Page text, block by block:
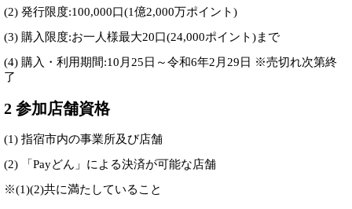
(2) 発行限度:100,000口(1億2,000万ポイント)
(3) 購入限度:お一人様最大20口(24,000ポイント)まで
(4) 購入・利用期間:10月25日～令和6年2月29日 ※売切れ次第終
了
2 参加店舗資格
(1) 指宿市内の事業所及び店舗
(2) 「Payどん」による決済が可能な店舗
※(1)(2)共に満たしていること